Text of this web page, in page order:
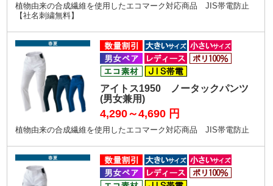
植物由来の合成繊維を使用したエコマーク対応商品 JIS帯電防止
【社名刺繍無料】
アイトス1950 ノータックパンツ
(男女兼用)
4,290～4,690 円
植物由来の合成繊維を使用したエコマーク対応商品 JIS帯電防止